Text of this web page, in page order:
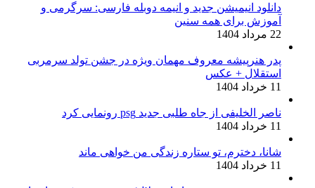
دانلود انیمیشن جدید و انیمه دوبله فارسی: سرگرمی و
آموزش برای همه سنین
22 مرداد 1404
پدر هنرپیشه معروف مهمان ویژه در جشن تولد سرمربی
استقلال + عکس
11 خرداد 1404
ناصر الخلیفی از جاه طلبی جدید psg رونمایی کرد
11 خرداد 1404
شانا، دخترم، تو ستاره زندگی من خواهی ماند
11 خرداد 1404